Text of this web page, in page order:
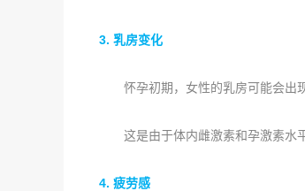
3. 乳房变化
怀孕初期，女性的乳房可能会出
这是由于体内雌激素和孕激素水
4. 疲劳感